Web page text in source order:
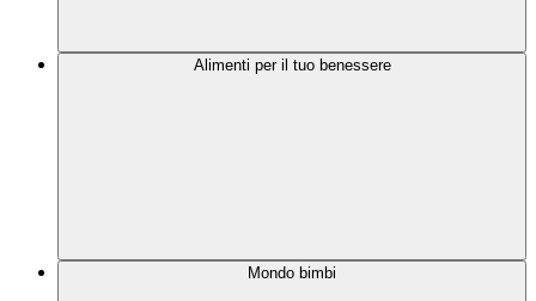
Alimenti per il tuo benessere
Mondo bimbi